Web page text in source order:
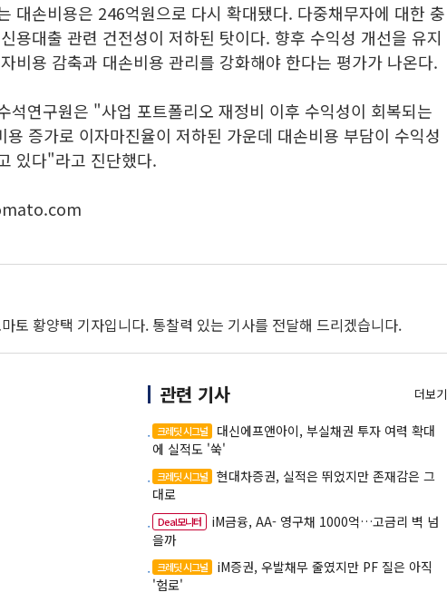
대손비용은 246억원으로 다시 확대됐다. 다중채무자에 대한 충
용대출 관련 건전성이 저하된 탓이다. 향후 수익성 개선을 유지
비용 감축과 대손비용 관리를 강화해야 한다는 평가가 나온다.
석연구원은 "사업 포트폴리오 재정비 이후 수익성이 회복되는
증가로 이자마진율이 저하된 가운데 대손비용 부담이 수익성
있다"라고 진단했다.
토 황양택 기자입니다. 통찰력 있는 기사를 전달해 드리겠습니다.
관련 기사 더보기
크레딧 시그널
대신에프앤아이, 부실채권 투자 여력 확대
에 실적도 '쑥'
크레딧 시그널
현대차증권, 실적은 뛰었지만 존재감은 그
대로
Deal모니터
iM금융, AA- 영구채 1000억…고금리 벽 넘
을까
크레딧 시그널
iM증권, 우발채무 줄였지만 PF 질은 아직
'험로'